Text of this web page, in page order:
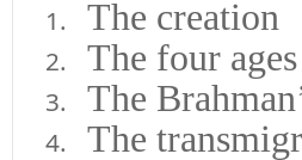
The creation
The four
The
The